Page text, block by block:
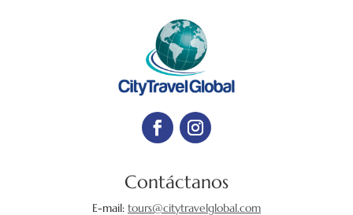
Contáctanos
E-mail: tours@citytravelglobal.com